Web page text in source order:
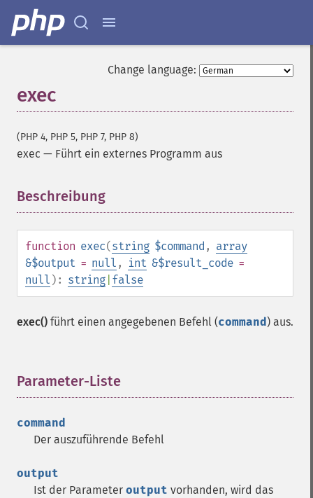
Change language:
exec
(PHP 4, PHP 5, PHP 7, PHP 8)
exec — Führt ein externes Programm aus
Beschreibung
function exec(string $command , array
&$output = null , int &$result_code =
null ): string false
exec() führt einen angegebenen Befehl (command) aus.
Parameter-Liste
command
Der auszuführende Befehl
output
Ist der Parameter output vorhanden, wird das